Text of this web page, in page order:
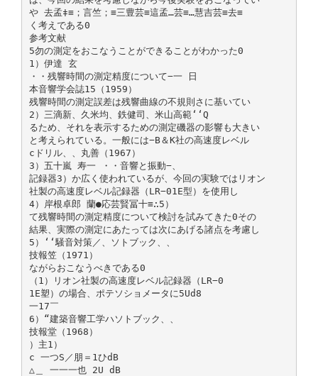
や 去孟‡≡；言竺；≡三豊芸≡這孟…芸≡…慧吉芸≡去≡
く考えである0
参考文献
5勿の測定をおこなうことができることがわかった0
1）伊達 玄
・・残響時間の測定精度について−一 日
本音響学会誌15（1959）
残響時間の測定誤差は残響曲線の不規則さに基いてい
2）三滴新、久米均、鉄健司、米山高範‘‘Q
るため、それを表示するための測定磯器の影響も大きい
と考えられている。一般には−B＆K社の高速度レベル
cドリル、、丸善（1967）
3）五十嵐 寿一 ・・音響と振動−、
記録器3）か広く使われているが、今回の実験ではリオン
社製の高速度レベル記録器（LR−01E型）を使用し
4）岸根卓郎 蘭●応芸賢冨十≡∴5）
て残響時間の測定精度について検討を試みてきた0その
結果、実際の測定にあたっては次にあげる諸点を考慮し
5）‘‘騒音対策／、ソトブック、、
技報笠（1971）
ながらおこなうべきである0
（1）リオン社製の高速度レベル記録器（LR−0
1E塑）の場合、ポテソショメータに5Ud8
一17￣
6）“建築音響工学ハソトブック、、
技報堂（1968）
）主1）
c 一つS／朋＝1ひdB
△＿ 一一一也 2U dB